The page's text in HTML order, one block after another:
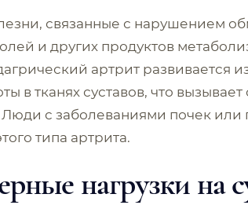
связанные с нарушением
и других продуктов
артрит развивается
в тканях суставов, что
с заболеваниями почек или
типа артрита.
нагрузки на